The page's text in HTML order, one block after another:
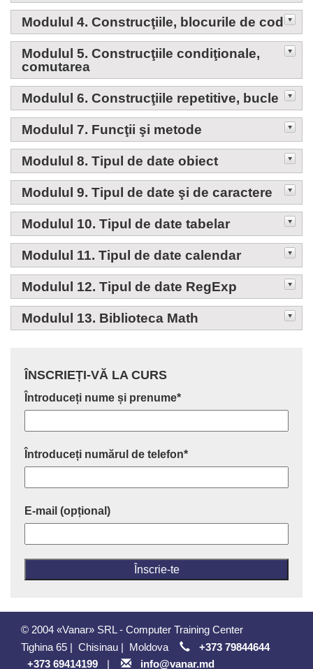
Modulul 4. Construcţiile, blocurile de cod
Modulul 5. Construcţiile condiţionale,
comutarea
Modulul 6. Construcţiile repetitive, bucle
Modulul 7. Funcţii şi metode
Modulul 8. Tipul de date obiect
Modulul 9. Tipul de date şi de caractere
Modulul 10. Tipul de date tabelar
Modulul 11. Tipul de date calendar
Modulul 12. Tipul de date RegExp
Modulul 13. Biblioteca Math
ÎNSCRIEȚI-VĂ LA CURS
Întroduceți nume și prenume*
Întroduceți numărul de telefon*
E-mail (opțional)
© 2004 «Vanar» SRL - Computer Training Center
Tighina 65 | Chisinau | Moldova
+373 79844644
+373 69414199
| info@vanar.md